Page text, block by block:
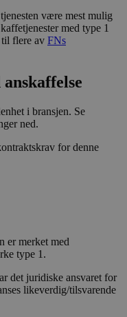
være mest mulig
med type 1
flere av FNs
i bransjen. Se
ned.
for denne
er merket med
type 1.
det juridiske ansvaret for
likeverdig/tilsvarende